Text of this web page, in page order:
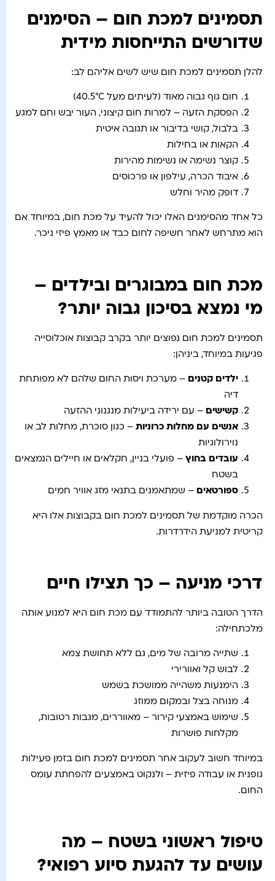
תסמינים למכת חום – הסימנים
שדורשים התייחסות מידית
להלן תסמינים למכת חום שיש לשים אליהם לב:
חום גוף גבוה מאוד (לעיתים מעל 40.5°C)
הפסקת הזעה – למרות חום קיצוני, העור יבש וחם למגע
בלבול, קושי בדיבור או תגובה איטית
הקאות או בחילות
קוצר נשימה או נשימות מהירות
איבוד הכרה, עילפון או פרכוסים
דופק מהיר וחלש
כל אחד מהסימנים האלו יכול להעיד על מכת חום, במיוחד אם
הוא מתרחש לאחר חשיפה לחום כבד או מאמץ פיזי ניכר.
מכת חום במבוגרים ובילדים –
מי נמצא בסיכון גבוה יותר?
תסמינים למכת חום נפוצים יותר בקרב קבוצות אוכלוסייה
פגיעות במיוחד, ביניהן:
ילדים קטנים – מערכת ויסות החום שלהם לא מפותחת
דיה
קשישים – עם ירידה ביעילות מנגנוני ההזעה
אנשים עם מחלות כרוניות – כגון סוכרת, מחלות לב או
נוירולוגיות
עובדים בחוץ – פועלי בניין, חקלאים או חיילים הנמצאים
בשטח
ספורטאים – שמתאמנים בתנאי מזג אוויר חמים
הכרה מוקדמת של תסמינים למכת חום בקבוצות אלו היא
קריטית למניעת הידרדרות.
דרכי מניעה – כך תצילו חיים
הדרך הטובה ביותר להתמודד עם מכת חום היא למנוע אותה
מלכתחילה:
שתייה מרובה של מים, גם ללא תחושת צמא
לבוש קל ואוורירי
הימנעות משהייה ממושכת בשמש
מנוחה בצל ובמקום ממוזג
שימוש באמצעי קירור – מאווררים, מגבות רטובות,
מקלחות פושרות
במיוחד חשוב לעקוב אחר תסמינים למכת חום בזמן פעילות
גופנית או עבודה פיזית – ולנקוט באמצעים להפחתת עומס
החום.
טיפול ראשוני בשטח – מה
עושים עד להגעת סיוע רפואי?